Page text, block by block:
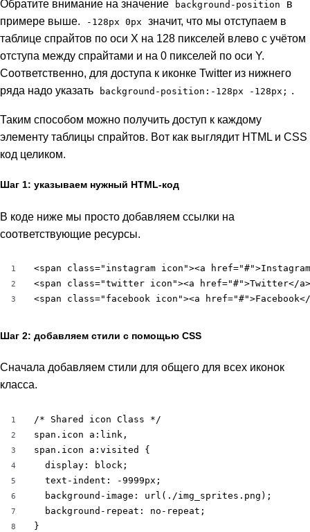
Обратите внимание на значение background-position
в
примере выше.
-128px 0px
значит, что мы отступаем в
таблице спрайтов по оси X на 128 пикселей влево с учётом
отступа между спрайтами и на 0 пикселей по оси Y.
Соответственно, для доступа к иконке Twitter из нижнего
ряда надо указать
background-position:-128px -128px; .
Таким способом можно получить доступ к каждому
элементу таблицы спрайтов. Вот как выглядит HTML и CSS
код целиком.
Шаг 1: указываем нужный HTML-код
В коде ниже мы просто добавляем ссылки на
соответствующие ресурсы.
1
2
3
<span class="instagram icon"><a
<span class="twitter icon"><a href="#">Twitter</
<span class="facebook icon"><a href="#">Facebook</
Шаг 2: добавляем стили с помощью CSS
Сначала добавляем стили для общего для всех иконок
класса.
1
2
3
4
5
6
7
8
/* Shared icon Class */
span.icon a:link,
span.icon a:visited {
  display: block;
  text-indent: -9999px;
  background-image: url(./img_sprites.png);
  background-repeat: no-repeat;
}